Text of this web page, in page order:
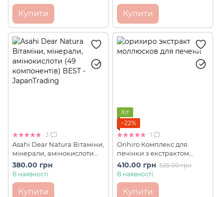
Купити Купити
3
Asahi Dear Natura Вітаміни,
мінерали, амінокислоти
(49 компонентів) BEST (80
шт на 20 днів)
380.00 грн
В наявності
Купити
Хіт
−22%
1
Orihiro Комплекс для
печінки з екстрактом
устриці, куркуми та
гранулами печінки 20 шт
410.00 грн 525.00 грн
В наявності
Купити